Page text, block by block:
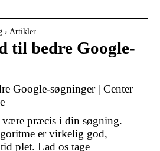
› Artikler
til bedre Google-
Google-søgninger | Center
være præcis i din søgning.
er virkelig god,
plet. Lad os tage